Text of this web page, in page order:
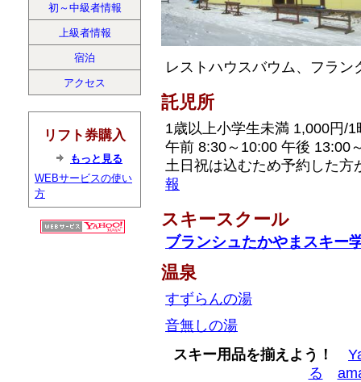
レストハウスバウム、フラン
託児所
1歳以上小学生未満 1,000円/1
午前 8:30～10:00 午後 13:00
土日祝は込むため予約した
報
スキースクール
ブランシュたかやまスキー
温泉
すずらんの湯
音無しの湯
スキー用品を揃えよう！
る
初～中級者情報
上級者情報
宿泊
アクセス
リフト券購入
もっと見る
WEBサービスの使い
方